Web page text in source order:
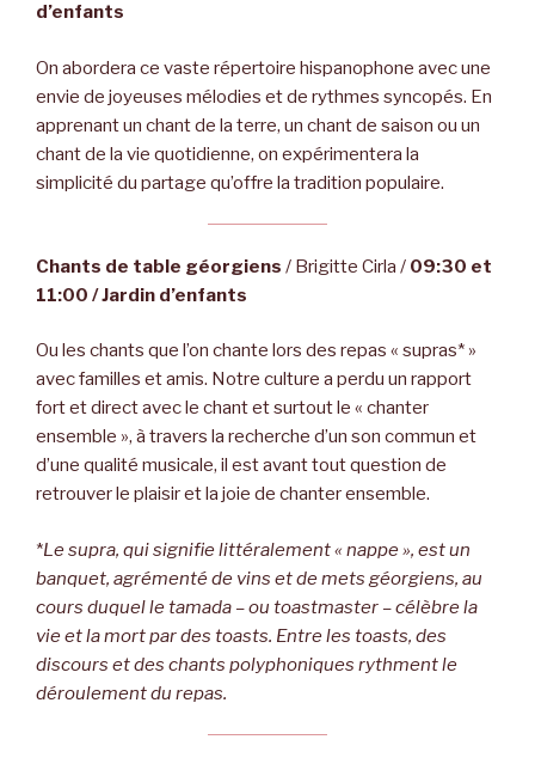
d’enfants
On abordera ce vaste répertoire hispanophone avec une
envie de joyeuses mélodies et de rythmes syncopés. En
apprenant un chant de la terre, un chant de saison ou un
chant de la vie quotidienne, on expérimentera la
simplicité du partage qu’offre la tradition populaire.
Chants de table géorgiens / Brigitte Cirla / 09:30 et
11:00 / Jardin d’enfants
Ou les chants que l’on chante lors des repas « supras* »
avec familles et amis. Notre culture a perdu un rapport
fort et direct avec le chant et surtout le « chanter
ensemble », à travers la recherche d’un son commun et
d’une qualité musicale, il est avant tout question de
retrouver le plaisir et la joie de chanter ensemble.
*Le supra, qui signifie littéralement « nappe », est un
banquet, agrémenté de vins et de mets géorgiens, au
cours duquel le tamada – ou toastmaster – célèbre la
vie et la mort par des toasts. Entre les toasts, des
discours et des chants polyphoniques rythment le
déroulement du repas.